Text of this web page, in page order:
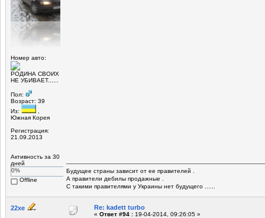
Номер авто:
РОДИНА СВОИХ
НЕ УБИВАЕТ......
Пол:
Возраст: 39
Из:
Южная Корея
Регистрация:
21.09.2013
Активность за 30
дней
0%
Offline
Будущее страны зависит от ее правителей .
А правители дебилы продажные .
С такими правителями у Украины нет будущего ......
22xe Re: kadett turbo
« Ответ #94 : 19-04-2014, 09:26:05 »